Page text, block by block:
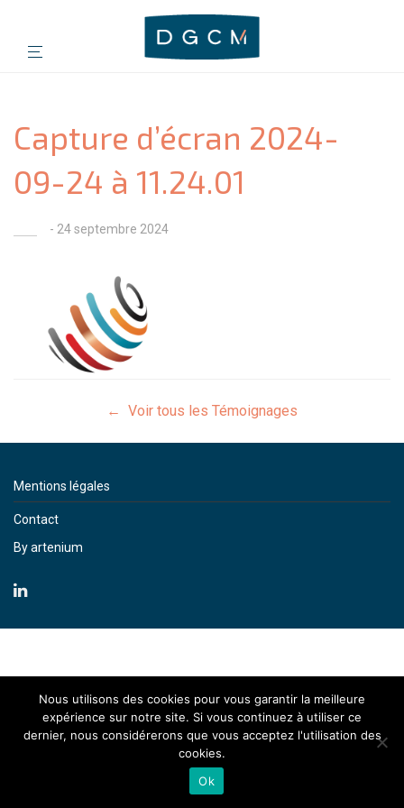
Capture d’écran 2024-
09-24 à 11.24.01
- 24 septembre 2024
← Voir tous les Témoignages
Mentions légales
Contact
By artenium
Nous utilisons des cookies pour vous garantir la meilleure
expérience sur notre site. Si vous continuez à utiliser ce
dernier, nous considérerons que vous acceptez l'utilisation des
cookies.
Ok